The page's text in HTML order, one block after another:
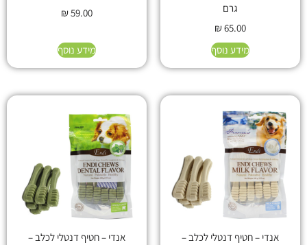
גרם
₪65.00
מידע נוסף
₪59.00
מידע נוסף
אנדי – חטיף דנטלי לכלב –
אנדי – חטיף דנטלי לכלב –